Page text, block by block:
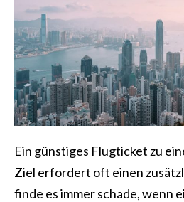
Ein günstiges Flugticket zu
Ziel erfordert oft einen
finde es immer schade, wenn